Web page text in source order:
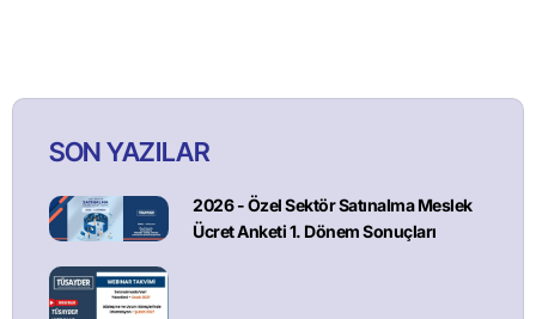
SON YAZILAR
2026 - Özel Sektör Satınalma Meslek
Ücret Anketi 1. Dönem Sonuçları